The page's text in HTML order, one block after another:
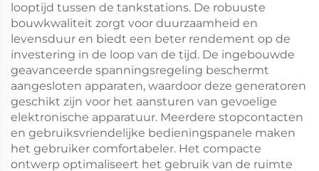
looptijd tussen de tankstations. De robuuste
bouwkwaliteit zorgt voor duurzaamheid en
levensduur en biedt een beter rendement op de
investering in de loop van de tijd. De ingebouwde
geavanceerde spanningsregeling beschermt
aangesloten apparaten, waardoor deze generatoren
geschikt zijn voor het aansturen van gevoelige
elektronische apparatuur. Meerdere stopcontacten
en gebruiksvriendelijke bedieningspanele maken
het gebruiker comfortabeler. Het compacte
ontwerp optimaliseert het gebruik van de ruimte